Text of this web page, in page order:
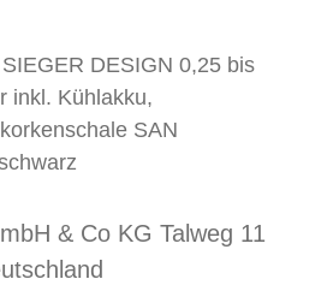
DESIGN 0,25 bis
inkl. Kühlakku,
SAN
& Co KG Talweg 11